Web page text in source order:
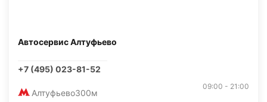
Автосервис Алтуфьево
+7 (495) 023-81-52
Алтуфьево300м
09:00 - 21:00